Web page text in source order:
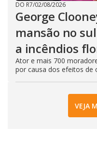
DO R7/02/08/2026
George
mansão no
a incêndios
Ator e mais 700
por causa dos efeitos de
VEJA